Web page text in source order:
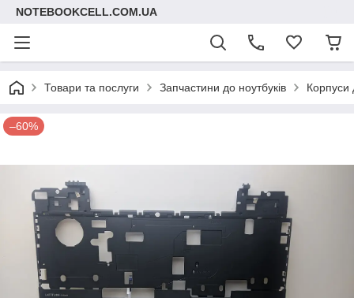
NOTEBOOKCELL.COM.UA
Товари та послуги Запчастини до ноутбуків Корпуси
–60%